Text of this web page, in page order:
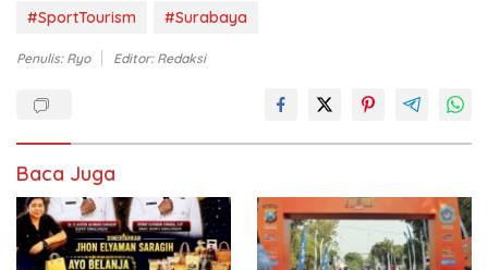
#SportTourism
#Surabaya
Penulis: Ryo Editor: Redaksi
Baca Juga